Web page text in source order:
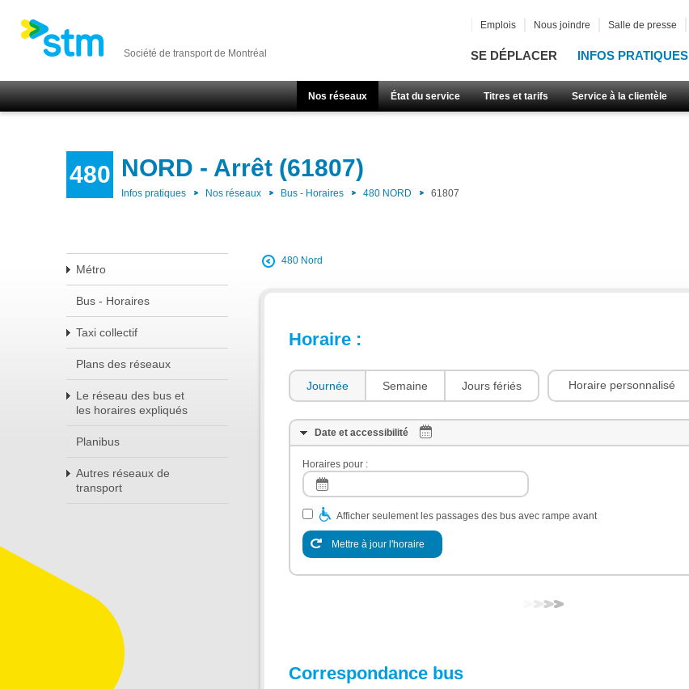
Société de transport de Montréal SE DÉPLACER INFOS PRATIQUES
Nos réseaux État du service Titres et tarifs Service à la clientèle
Emplois Nous joindre Salle de presse
480 NORD - Arrêt (61807)
Infos pratiques Nos réseaux Bus - Horaires 480 NORD 61807
Métro
Bus - Horaires
Taxi collectif
Plans des réseaux
Le réseau des bus et
les horaires expliqués
Planibus
Autres réseaux de
transport
480 Nord
Horaire :
Journée Semaine Jours fériés Horaire personnalisé
Date et accessibilité
Horaires pour :
Afficher seulement les passages des bus avec rampe avant
Mettre à jour l'horaire
Correspondance bus